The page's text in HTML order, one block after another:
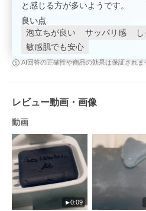
と感じる方が多いようです。
良い点
泡立ちが良い
サッパリ感
敏感肌でも安心
AI回答の正確性や商品の効果は保証されま
レビュー動画・画像
動画
0:09